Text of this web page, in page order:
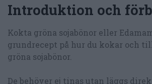
Introduktion och
Kokta gröna sojabönor eller
grundrecept på hur du kokar och
gröna sojabönor.
De behöver ej tinas utan läggs